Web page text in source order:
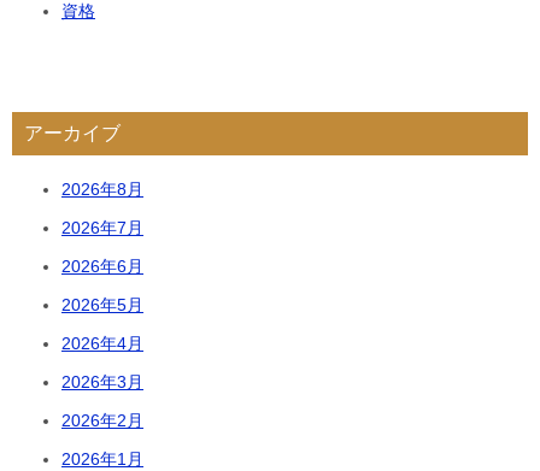
資格
アーカイブ
2026年8月
2026年7月
2026年6月
2026年5月
2026年4月
2026年3月
2026年2月
2026年1月